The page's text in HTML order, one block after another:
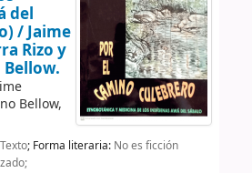
del
/Jaime
Rizo y
Bellow.
Bellow,
Texto; Forma literaria: No es ficción